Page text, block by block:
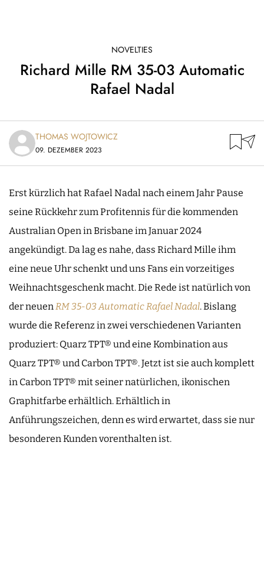
NOVELTIES
Richard Mille RM 35-03 Automatic
Rafael Nadal
THOMAS WOJTOWICZ
09. DEZEMBER 2023
Erst kürzlich hat Rafael Nadal nach einem Jahr Pause
seine Rückkehr zum Profitennis für die kommenden
Australian Open in Brisbane im Januar 2024
angekündigt. Da lag es nahe, dass Richard Mille ihm
eine neue Uhr schenkt und uns Fans ein vorzeitiges
Weihnachtsgeschenk macht. Die Rede ist natürlich von
der neuenRM 35-03 Automatic Rafael Nadal. Bislang
wurde die Referenz in zwei verschiedenen Varianten
produziert: Quarz TPT® und eine Kombination aus
Quarz TPT® und Carbon TPT®. Jetzt ist sie auch komplett
in Carbon TPT® mit seiner natürlichen, ikonischen
Graphitfarbe erhältlich. Erhältlich in
Anführungszeichen, denn es wird erwartet, dass sie nur
besonderen Kunden vorenthalten ist.